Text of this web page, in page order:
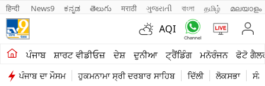
हिन्दी News9 ಕನ್ನಡ తెలుగు मराठी ગુજરાતી বাংলা தமிழ் മലയാളം
AQI
ਪੰਜਾਬ ਸ਼ਾਰਟ ਵੀਡੀਓਜ਼ ਦੇਸ਼ ਦੁਨੀਆ ਟ੍ਰੈਂਡਿੰਗ ਮਨੋਰੰਜਨ ਫੋਟੋ
ਪੰਜਾਬ ਦਾ ਮੌਸਮ ਹੁਕਮਨਾਮਾ ਸ੍ਰੀ ਦਰਬਾਰ ਸਾਹਿਬ ਦਿੱਲੀ ਲੋਕਸਭਾ
ਖੇਤੀਬਾੜੀ
ਸ਼ਾਰਟ ਵੀਡੀਓਜ਼